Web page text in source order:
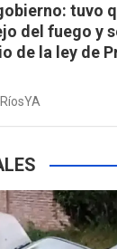
tuvo
del fuego y
de la ley de